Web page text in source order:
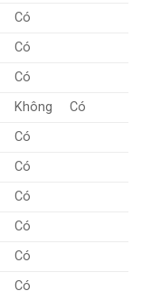
Có
Có
Có
Không
Có
Có
Có
Có
Có
Có
Có